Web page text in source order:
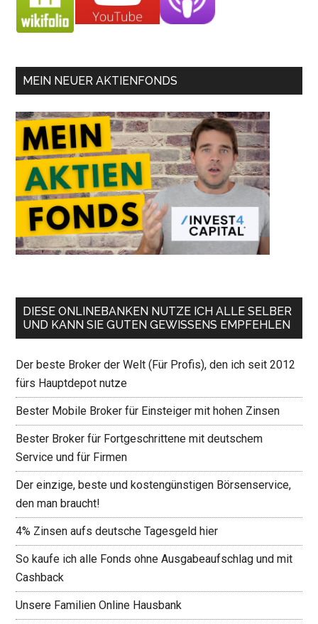
MEIN NEUER AKTIENFONDS
DIESE ONLINEBANKEN NUTZE ICH ALLE SELBER
UND KANN SIE GUTEN GEWISSENS EMPFEHLEN
Der beste Broker der Welt (Für Profis), den ich seit 2012
fürs Hauptdepot nutze
Bester Mobile Broker für Einsteiger mit hohen Zinsen
Bester Broker für Fortgeschrittene mit deutschem
Service und für Firmen
Der einzige, beste und kostengünstigen Börsenservice,
den man braucht!
4% Zinsen aufs deutsche Tagesgeld hier
So kaufe ich alle Fonds ohne Ausgabeaufschlag und mit
Cashback
Unsere Familien Online Hausbank